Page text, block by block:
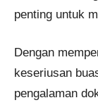
penting untuk
Dengan
keseriusan
pengalaman